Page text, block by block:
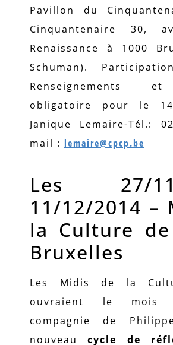
Pavillon du
Cinquantenaire 30,
Renaissance à 1000
Schuman).
Renseignements
obligatoire pour le
Janique Lemaire-Tél.:
mail : lemaire@cpcp.be
Les 27/
11/12/2014 –
la Culture de
Bruxelles
Les Midis de la
ouvraient le mois
compagnie de
nouveaucycle de